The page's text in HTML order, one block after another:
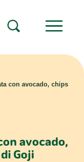
con avocado, chips
avocado,
Goji